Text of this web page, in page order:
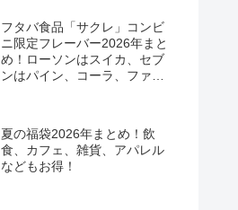
定で6種類！見分け方！セブ
ン、ファミマ、ローソン、デ
イリーヤマザキ、ミニストッ
プなどで！クーラーバッグ
フタバ食品「サクレ」コンビ
ニ限定フレーバー2026年まと
め！ローソンはスイカ、セブ
ンはパイン、コーラ、ファミ
夏の福袋2026年まとめ！飲
食、カフェ、雑貨、アパレル
などもお得！